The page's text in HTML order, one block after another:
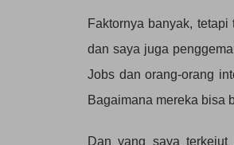
Faktornya banyak,
dan saya juga
Jobs dan orang-orang
Bagaimana mereka bisa
Dan yang saya